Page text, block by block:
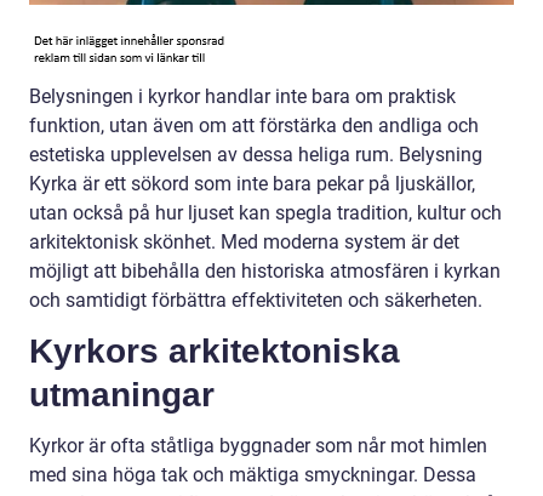
Belysningen i kyrkor handlar inte bara om praktisk
funktion, utan även om att förstärka den andliga och
estetiska upplevelsen av dessa heliga rum. Belysning
Kyrka är ett sökord som inte bara pekar på ljuskällor,
utan också på hur ljuset kan spegla tradition, kultur och
arkitektonisk skönhet. Med moderna system är det
möjligt att bibehålla den historiska atmosfären i kyrkan
och samtidigt förbättra effektiviteten och säkerheten.
Kyrkors arkitektoniska
utmaningar
Kyrkor är ofta ståtliga byggnader som når mot himlen
med sina höga tak och mäktiga smyckningar. Dessa